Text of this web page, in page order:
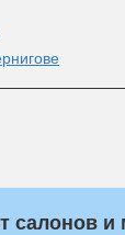
салонов и